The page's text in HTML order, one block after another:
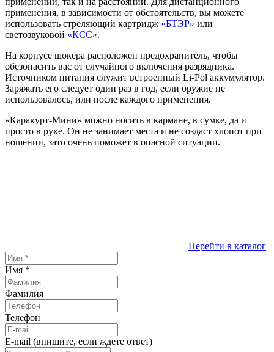
применения, в зависимости от обстоятельств, вы можете
использовать стреляющий картридж «БТЭР» или
светозвуковой «КСС».
На корпусе шокера расположен предохранитель, чтобы
обезопасить вас от случайного включения разрядника.
Источником питания служит встроенный Li-Pol аккумулятор.
Заряжать его следует один раз в год, если оружие не
использовалось, или после каждого применения.
«Каракурт-Мини» можно носить в кармане, в сумке, да и
просто в руке. Он не занимает места и не создаст хлопот при
ношении, зато очень поможет в опасной ситуации.
Перейти в каталог
Имя *
Фамилия
Телефон
E-mail (впишите, если ждете ответ)